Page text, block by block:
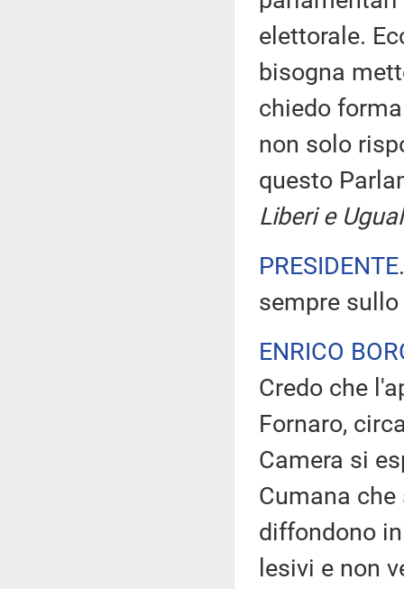
elettorale.
bisogna
chiedo
non solo
questo
Liberi e
PRESIDENTE
sempre
ENRICO
Credo che
Fornaro,
Camera si
Cumana
diffondono
lesivi e non